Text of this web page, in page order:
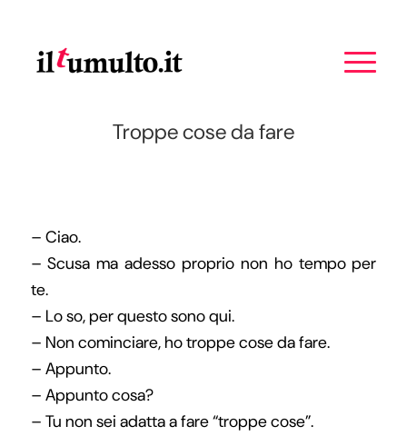
Troppe cose da fare
– Ciao.
– Scusa ma adesso proprio non ho tempo per
te.
– Lo so, per questo sono qui.
– Non cominciare, ho troppe cose da fare.
– Appunto.
– Appunto cosa?
– Tu non sei adatta a fare “troppe cose”.